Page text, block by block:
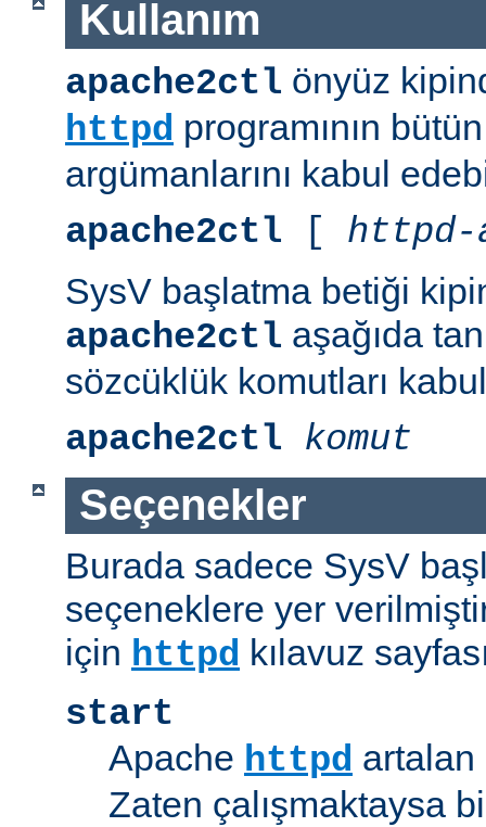
Kullanım
apache2ctl önyüz
httpd programının
argümanlarını kabul
apache2ctl [ httpd-
SysV başlatma betiği
apache2ctl aşağıda
sözcüklük komutları
apache2ctl
komut
Seçenekler
Burada sadece SysV
seçeneklere yer
için httpd kılavuz
start
Apache httpd artalan
Zaten çalışmaktaysa